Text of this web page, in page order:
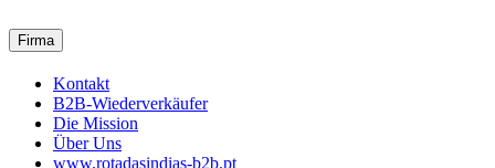
Firma
Kontakt
B2B-Wiederverkäufer
Die Mission
Über Uns
www.rotadasindias-b2b.pt